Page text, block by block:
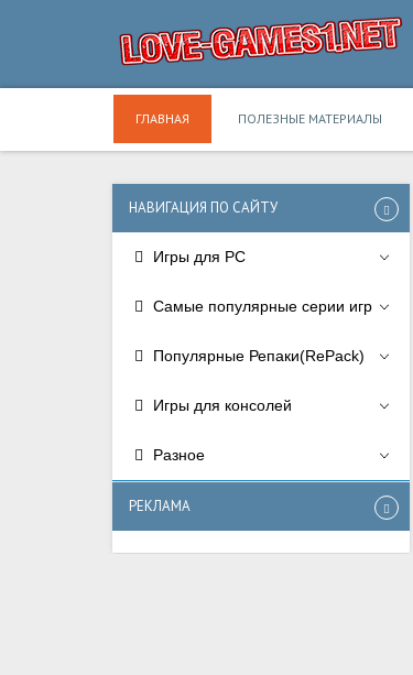
ГЛАВНАЯ ПОЛЕЗНЫЕ МАТЕРИАЛЫ
НАВИГАЦИЯ ПО САЙТУ
Игры для PC
Самые популярные серии игр
Популярные Репаки(RePack)
Игры для консолей
Разное
РЕКЛАМА